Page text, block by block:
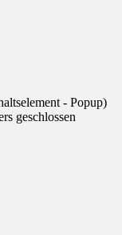
- Popup)
geschlossen